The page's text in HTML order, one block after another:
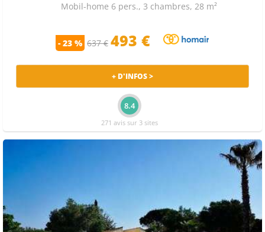
Mobil-home 6 pers., 3 chambres, 28 m²
- 23 % 637 € 493 €
+ D'INFOS >
8.4
271 avis sur 3 sites